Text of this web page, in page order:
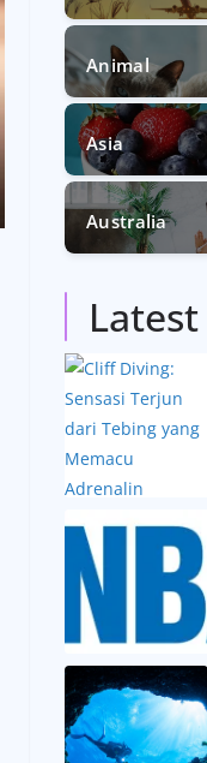
Animal
Asia
Australia
Latest